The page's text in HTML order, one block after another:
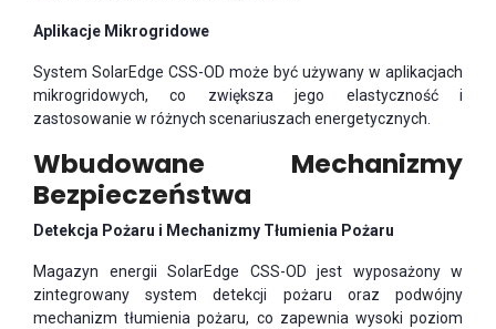
Aplikacje Mikrogridowe
System SolarEdge CSS-OD może być używany w aplikacjach
mikrogridowych, co zwiększa jego elastyczność i
zastosowanie w różnych scenariuszach energetycznych.
Wbudowane Mechanizmy
Bezpieczeństwa
Detekcja Pożaru i Mechanizmy Tłumienia Pożaru
Magazyn energii SolarEdge CSS-OD jest wyposażony w
zintegrowany system detekcji pożaru oraz podwójny
mechanizm tłumienia pożaru, co zapewnia wysoki poziom